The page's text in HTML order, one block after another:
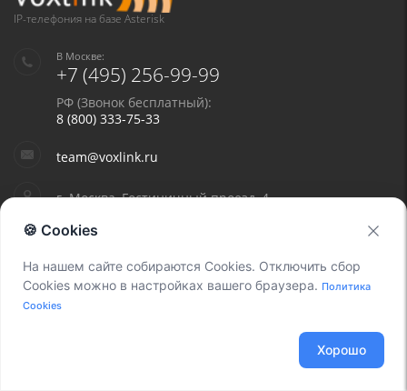
IP-телефония на базе Asterisk
В Москве:
+7 (495) 256-99-99
РФ (Звонок бесплатный):
8 (800) 333-75-33
team@voxlink.ru
г. Москва, Гостиничный проезд, 4
🍪 Cookies
На нашем сайте собираются Cookies. Отключить сбор
Cookies можно в настройках вашего браузера. Политика
Cookies
Хорошо